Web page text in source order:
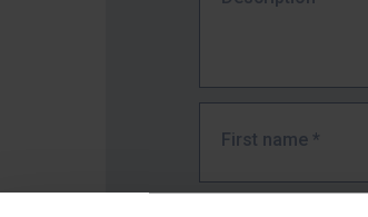
First name *